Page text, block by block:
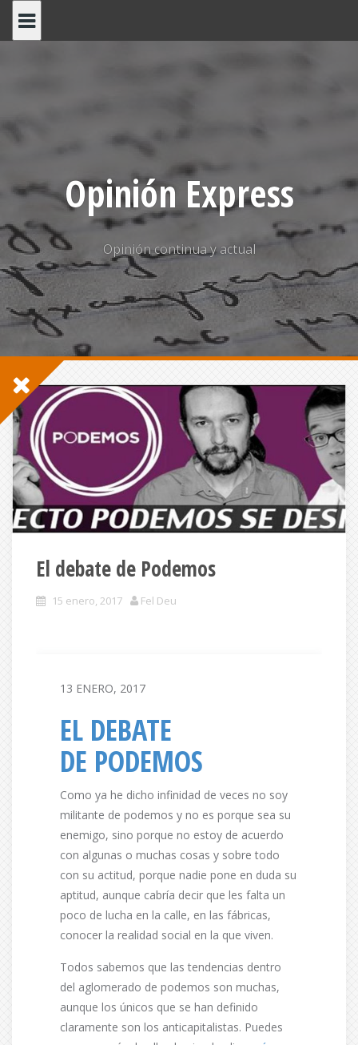
Opinión Express
Opinión continua y actual
El debate de Podemos
15 enero, 2017 Fel Deu
13 ENERO, 2017
EL DEBATE
DE PODEMOS
Como ya he dicho infinidad de veces no soy
militante de podemos y no es porque sea su
enemigo, sino porque no estoy de acuerdo
con algunas o muchas cosas y sobre todo
con su actitud, porque nadie pone en duda su
aptitud, aunque cabría decir que les falta un
poco de lucha en la calle, en las fábricas,
conocer la realidad social en la que viven.
Todos sabemos que las tendencias dentro
del aglomerado de podemos son muchas,
aunque los únicos que se han definido
claramente son los anticapitalistas. Puedes